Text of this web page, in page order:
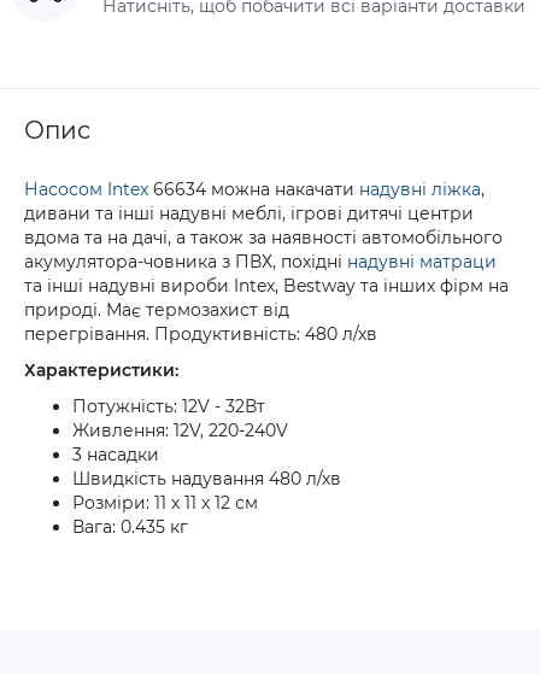
Натисніть, щоб побачити всі варіанти доставки
Опис
Насосом Intex 66634 можна накачати надувні ліжка,
дивани та інші надувні меблі, ігрові дитячі центри
вдома та на дачі, а також за наявності автомобільного
акумулятора-човника з ПВХ, похідні надувні матраци
та інші надувні вироби Intex, Bestway та інших фірм на
природі. Має термозахист від
перегрівання. Продуктивність: 480 л/хв
Характеристики:
Потужність: 12V - 32Вт
Живлення: 12V, 220-240V
3 насадки
Швидкість надування 480 л/хв
Розміри: 11 х 11 х 12 см
Вага: 0.435 кг